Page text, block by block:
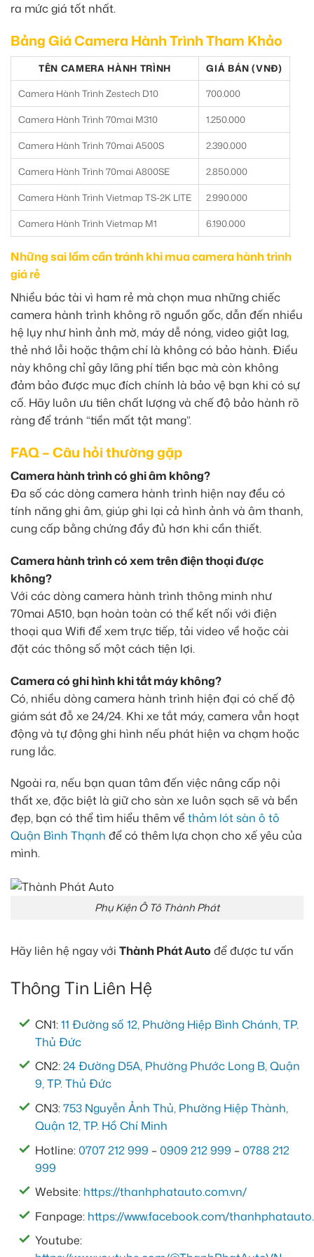
ra mức giá tốt nhất.
Bảng Giá Camera Hành Trình Tham Khảo
TÊN CAMERA HÀNH TRÌNH
GIÁ BÁN (VNĐ)
Camera Hành Trình Zestech D10
700.000
Camera Hành Trình 70mai M310 1.250.000
Camera Hành Trình 70mai A500S 2.390.000
Camera Hành Trình 70mai A800SE 2.850.000
Camera Hành Trình Vietmap TS-2K LITE 2.990.000
Camera Hành Trình Vietmap M1 6.190.000
Những sai lầm cần tránh khi mua camera hành trình
giá rẻ
Nhiều bác tài vì ham rẻ mà chọn mua những chiếc
camera hành trình không rõ nguồn gốc, dẫn đến nhiều
hệ lụy như hình ảnh mờ, máy dễ nóng, video giật lag,
thẻ nhớ lỗi hoặc thậm chí là không có bảo hành. Điều
này không chỉ gây lãng phí tiền bạc mà còn không
đảm bảo được mục đích chính là bảo vệ bạn khi có sự
cố. Hãy luôn ưu tiên chất lượng và chế độ bảo hành rõ
ràng để tránh “tiền mất tật mang”.
FAQ – Câu hỏi thường gặp
Camera hành trình có ghi âm không?
Đa số các dòng camera hành trình hiện nay đều có
tính năng ghi âm, giúp ghi lại cả hình ảnh và âm thanh,
cung cấp bằng chứng đầy đủ hơn khi cần thiết.
Camera hành trình có xem trên điện thoại được
không?
Với các dòng camera hành trình thông minh như
70mai A510, bạn hoàn toàn có thể kết nối với điện
thoại qua Wifi để xem trực tiếp, tải video về hoặc cài
đặt các thông số một cách tiện lợi.
Camera có ghi hình khi tắt máy không?
Có, nhiều dòng camera hành trình hiện đại có chế độ
giám sát đỗ xe 24/24. Khi xe tắt máy, camera vẫn hoạt
động và tự động ghi hình nếu phát hiện va chạm hoặc
rung lắc.
Ngoài ra, nếu bạn quan tâm đến việc nâng cấp nội
thất xe, đặc biệt là giữ cho sàn xe luôn sạch sẽ và bền
đẹp, bạn có thể tìm hiểu thêm về thảm lót sàn ô tô
Quận Bình Thạnh để có thêm lựa chọn cho xế yêu của
mình.
Phụ Kiện Ô Tô Thành Phát
Hãy liên hệ ngay với Thành Phát Auto để được tư vấn
Thông Tin Liên Hệ
CN1:11 Đường số 12, Phường Hiệp Bình Chánh, TP.
Thủ Đức
CN2:24 Đường D5A, Phường Phước Long B, Quận
9, TP. Thủ Đức
CN3:753 Nguyễn Ảnh Thủ, Phường Hiệp Thành,
Quận 12, TP. Hồ Chí Minh
Hotline:0707 212 999 –0909 212 999 –0788 212
999
Website: https://thanhphatauto.com.vn/
Fanpage: https://www.facebook.com/
Youtube: